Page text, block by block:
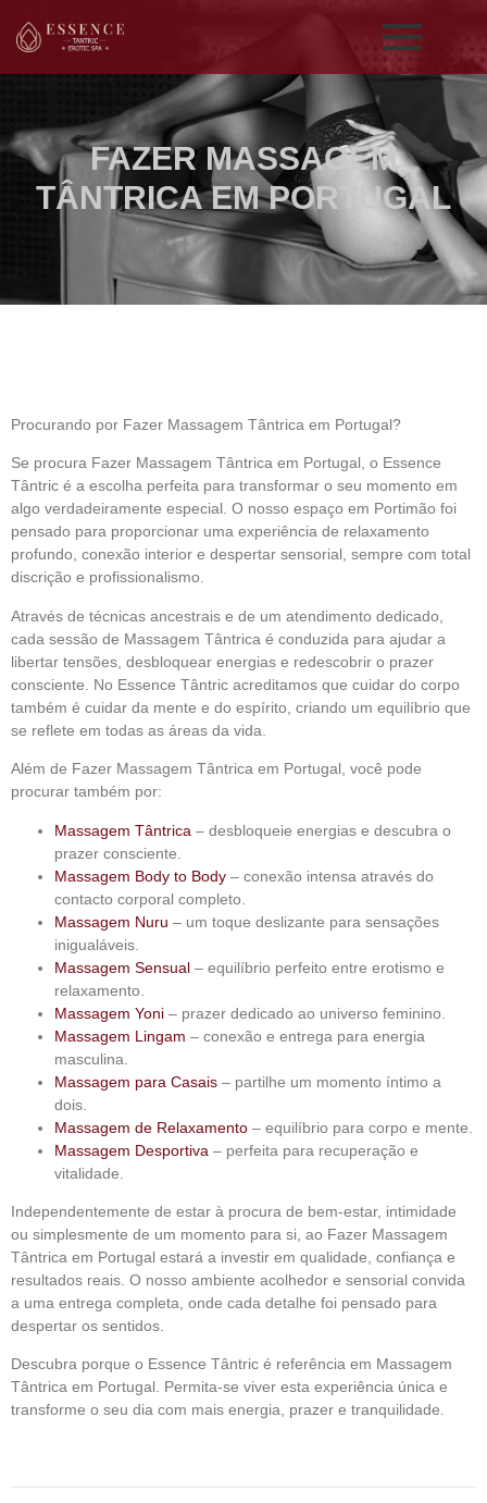
FAZER MASSAGEM
TÂNTRICA EM PORTUGAL
Procurando por Fazer Massagem Tântrica em Portugal?
Se procura Fazer Massagem Tântrica em Portugal, o Essence
Tântric é a escolha perfeita para transformar o seu momento em
algo verdadeiramente especial. O nosso espaço em Portimão foi
pensado para proporcionar uma experiência de relaxamento
profundo, conexão interior e despertar sensorial, sempre com total
discrição e profissionalismo.
Através de técnicas ancestrais e de um atendimento dedicado,
cada sessão de Massagem Tântrica é conduzida para ajudar a
libertar tensões, desbloquear energias e redescobrir o prazer
consciente. No Essence Tântric acreditamos que cuidar do corpo
também é cuidar da mente e do espírito, criando um equilíbrio que
se reflete em todas as áreas da vida.
Além de Fazer Massagem Tântrica em Portugal , você pode
procurar também por:
Massagem Tântrica – desbloqueie energias e descubra o
prazer consciente.
Massagem Body to Body – conexão intensa através do
contacto corporal completo.
Massagem Nuru – um toque deslizante para sensações
inigualáveis.
Massagem Sensual – equilíbrio perfeito entre erotismo e
relaxamento.
Massagem Yoni – prazer dedicado ao universo feminino.
Massagem Lingam – conexão e entrega para energia
masculina.
Massagem para Casais – partilhe um momento íntimo a
dois.
Massagem de Relaxamento – equilíbrio para corpo e mente.
Massagem Desportiva – perfeita para recuperação e
vitalidade.
Independentemente de estar à procura de bem-estar, intimidade
ou simplesmente de um momento para si, ao Fazer Massagem
Tântrica em Portugal estará a investir em qualidade, confiança e
resultados reais. O nosso ambiente acolhedor e sensorial convida
a uma entrega completa, onde cada detalhe foi pensado para
despertar os sentidos.
Descubra porque o Essence Tântric é referência em Massagem
Tântrica em Portugal. Permita-se viver esta experiência única e
transforme o seu dia com mais energia, prazer e tranquilidade.